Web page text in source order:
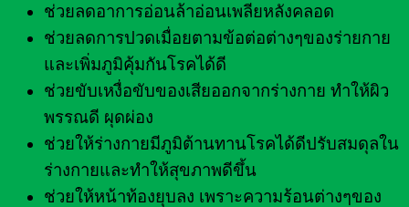
ช่วยลดอาการอ่อนล้าอ่อนเพลียหลังคลอด
ช่วยลดการปวดเมื่อยตามข้อต่อต่างๆของร่ายกาย
และเพิ่มภูมิคุ้มกันโรคได้ดี
ช่วยขับเหงื่อขับของเสียออกจากร่างกาย ทำให้ผิว
พรรณดี ผุดผ่อง
ช่วยให้ร่างกายมีภูมิต้านทานโรคได้ดีปรับสมดุลใน
ร่างกายและทำให้สุขภาพดีขึ้น
ช่วยให้หน้าท้องยุบลง เพราะความร้อนต่างๆของ